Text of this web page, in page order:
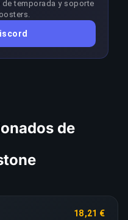
del rendimiento
sin coste
temporada y soporte
de
18,21 €